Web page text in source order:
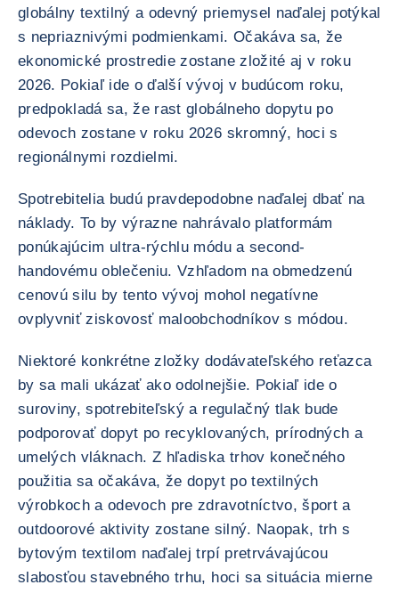
globálny textilný a odevný priemysel naďalej potýkal
s nepriaznivými podmienkami. Očakáva sa, že
ekonomické prostredie zostane zložité aj v roku
2026. Pokiaľ ide o ďalší vývoj v budúcom roku,
predpokladá sa, že rast globálneho dopytu po
odevoch zostane v roku 2026 skromný, hoci s
regionálnymi rozdielmi.
Spotrebitelia budú pravdepodobne naďalej dbať na
náklady. To by výrazne nahrávalo platformám
ponúkajúcim ultra-rýchlu módu a second-
handovému oblečeniu. Vzhľadom na obmedzenú
cenovú silu by tento vývoj mohol negatívne
ovplyvniť ziskovosť maloobchodníkov s módou.
Niektoré konkrétne zložky dodávateľského reťazca
by sa mali ukázať ako odolnejšie. Pokiaľ ide o
suroviny, spotrebiteľský a regulačný tlak bude
podporovať dopyt po recyklovaných, prírodných a
umelých vláknach. Z hľadiska trhov konečného
použitia sa očakáva, že dopyt po textilných
výrobkoch a odevoch pre zdravotníctvo, šport a
outdoorové aktivity zostane silný. Naopak, trh s
bytovým textilom naďalej trpí pretrvávajúcou
slabosťou stavebného trhu, hoci sa situácia mierne